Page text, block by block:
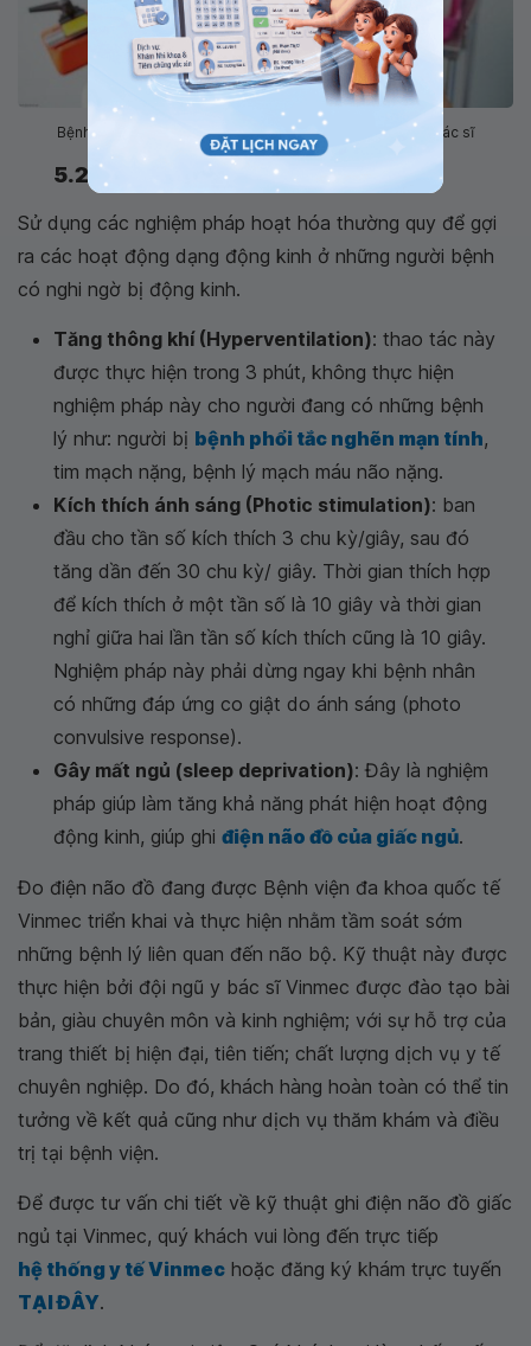
Bệnh nhân tiến hành nhắm mở mắt theo hướng dẫn của bác sĩ
5.2. Các nghiệm pháp hoạt hóa
Sử dụng các nghiệm pháp hoạt hóa thường quy để gợi
ra các hoạt động dạng động kinh ở những người bệnh
có nghi ngờ bị động kinh.
Tăng thông khí (Hyperventilation): thao tác này
được thực hiện trong 3 phút, không thực hiện
nghiệm pháp này cho người đang có những bệnh
lý như: người bị bệnh phổi tắc nghẽn mạn tính,
tim mạch nặng, bệnh lý mạch máu não nặng.
Kích thích ánh sáng (Photic stimulation): ban
đầu cho tần số kích thích 3 chu kỳ/giây, sau đó
tăng dần đến 30 chu kỳ/ giây. Thời gian thích hợp
để kích thích ở một tần số là 10 giây và thời gian
nghỉ giữa hai lần tần số kích thích cũng là 10 giây.
Nghiệm pháp này phải dừng ngay khi bệnh nhân
có những đáp ứng co giật do ánh sáng (photo
convulsive response).
Gây mất ngủ (sleep deprivation): Đây là nghiệm
pháp giúp làm tăng khả năng phát hiện hoạt động
động kinh, giúp ghi điện não đồ của giấc ngủ.
Đo điện não đồ đang được Bệnh viện đa khoa quốc tế
Vinmec triển khai và thực hiện nhằm tầm soát sớm
những bệnh lý liên quan đến não bộ. Kỹ thuật này được
thực hiện bởi đội ngũ y bác sĩ Vinmec được đào tạo bài
bản, giàu chuyên môn và kinh nghiệm; với sự hỗ trợ của
trang thiết bị hiện đại, tiên tiến; chất lượng dịch vụ y tế
chuyên nghiệp. Do đó, khách hàng hoàn toàn có thể tin
tưởng về kết quả cũng như dịch vụ thăm khám và điều
trị tại bệnh viện.
Để được tư vấn chi tiết về kỹ thuật ghi điện não đồ giấc
ngủ tại Vinmec, quý khách vui lòng đến trực tiếp
hệ thống y tế Vinmec hoặc đăng ký khám trực tuyến
TẠI ĐÂY.